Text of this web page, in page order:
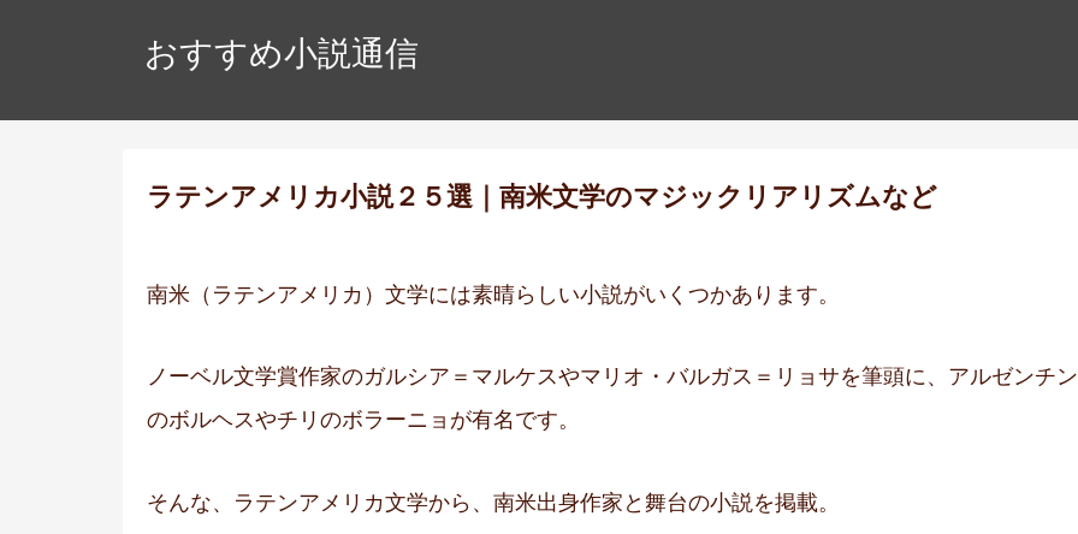
おすすめ小説通信
ラテンアメリカ小説２５選｜南米文学のマジックリアリズムなど
南米（ラテンアメリカ）文学には素晴らしい小説がいくつかあります。
ノーベル文学賞作家のガルシア＝マルケスやマリオ・バルガス＝リョサを筆頭に、アルゼンチン
のボルヘスやチリのボラーニョが有名です。
そんな、ラテンアメリカ文学から、南米出身作家と舞台の小説を掲載。